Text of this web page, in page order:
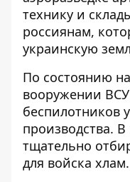
технику и
россиянам,
украинскую
По состоянию
вооружении ВСУ
беспилотников
производства. В
тщательно
для войска хлам.